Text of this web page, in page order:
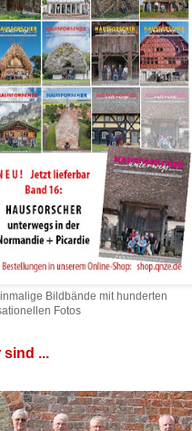
Bildbände mit hunderten
Fotos
sind ...